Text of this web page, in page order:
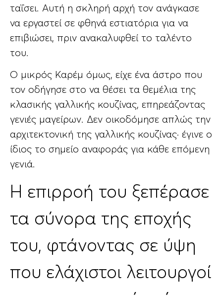
ταΐσει. Αυτή η σκληρή αρχή τον ανάγκασε
να εργαστεί σε φθηνά εστιατόρια για να
επιβιώσει, πριν ανακαλυφθεί το ταλέντο
του.
Ο μικρός Καρέμ όμως, είχε ένα άστρο που
τον οδήγησε στο να θέσει τα θεμέλια της
κλασικής γαλλικής κουζίνας, επηρεάζοντας
γενιές μαγείρων. Δεν οικοδόμησε απλώς την
αρχιτεκτονική της γαλλικής κουζίνας· έγινε ο
ίδιος το σημείο αναφοράς για κάθε επόμενη
γενιά.
Η επιρροή του ξεπέρασε
τα σύνορα της εποχής
του, φτάνοντας σε ύψη
που ελάχιστοι λειτουργοί